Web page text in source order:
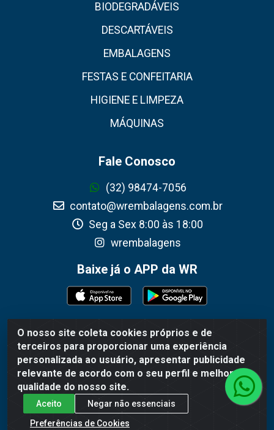
O nosso site coleta cookies próprios e de
terceiros para proporcionar uma experiência
personalizada ao usuário, apresentar publicidade
relevante de acordo com o seu perfil e melhorar a
qualidade do nosso site.
Aceito
Negar não essenciais
Preferências de Cookies
BIODEGRADÁVEIS
DESCARTÁVEIS
EMBALAGENS
FESTAS E CONFEITARIA
HIGIENE E LIMPEZA
MÁQUINAS
Fale Conosco
(32) 98474-7056
contato@wrembalagens.com.br
Seg a Sex 8:00 às 18:00
wrembalagens
Baixe já o APP da WR
WR Embalagens - R. Cel. Teodoro Gomes de Araújo,
1360 - Grogotó - Barbacena / MG - CEP 36202-628 -
CNPJ 02.692.206/0001-55